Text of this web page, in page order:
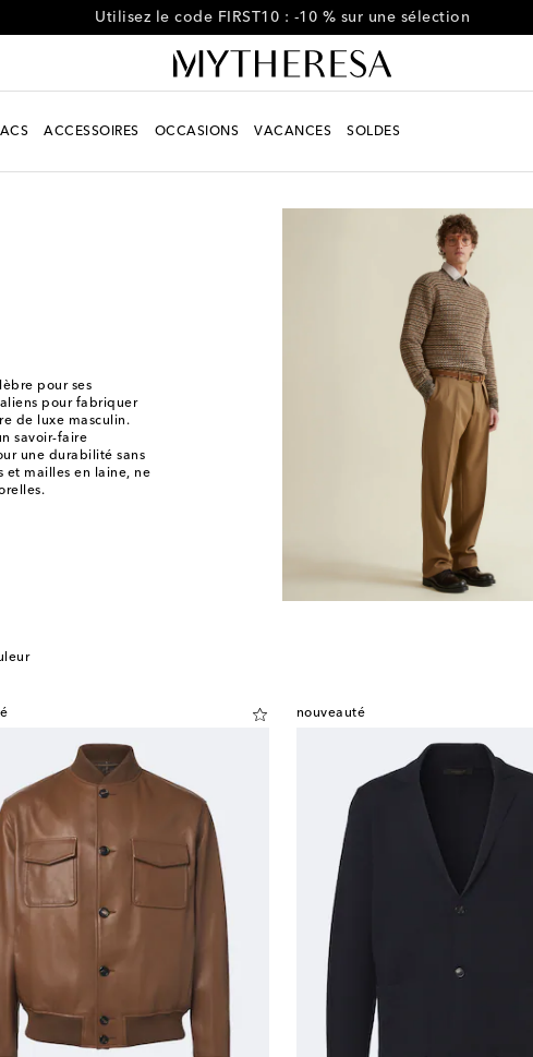
Profitez de -10 % sur votre première commande de plus de CA$800
ACCESSOIRES OCCASIONS VACANCES SOLDES
pour ses
pour fabriquer
de luxe masculin.
savoir-faire
une durabilité sans
et mailles en laine, ne
nouveauté